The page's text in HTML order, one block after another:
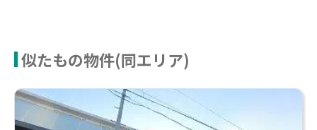
似たもの物件(同エリア)